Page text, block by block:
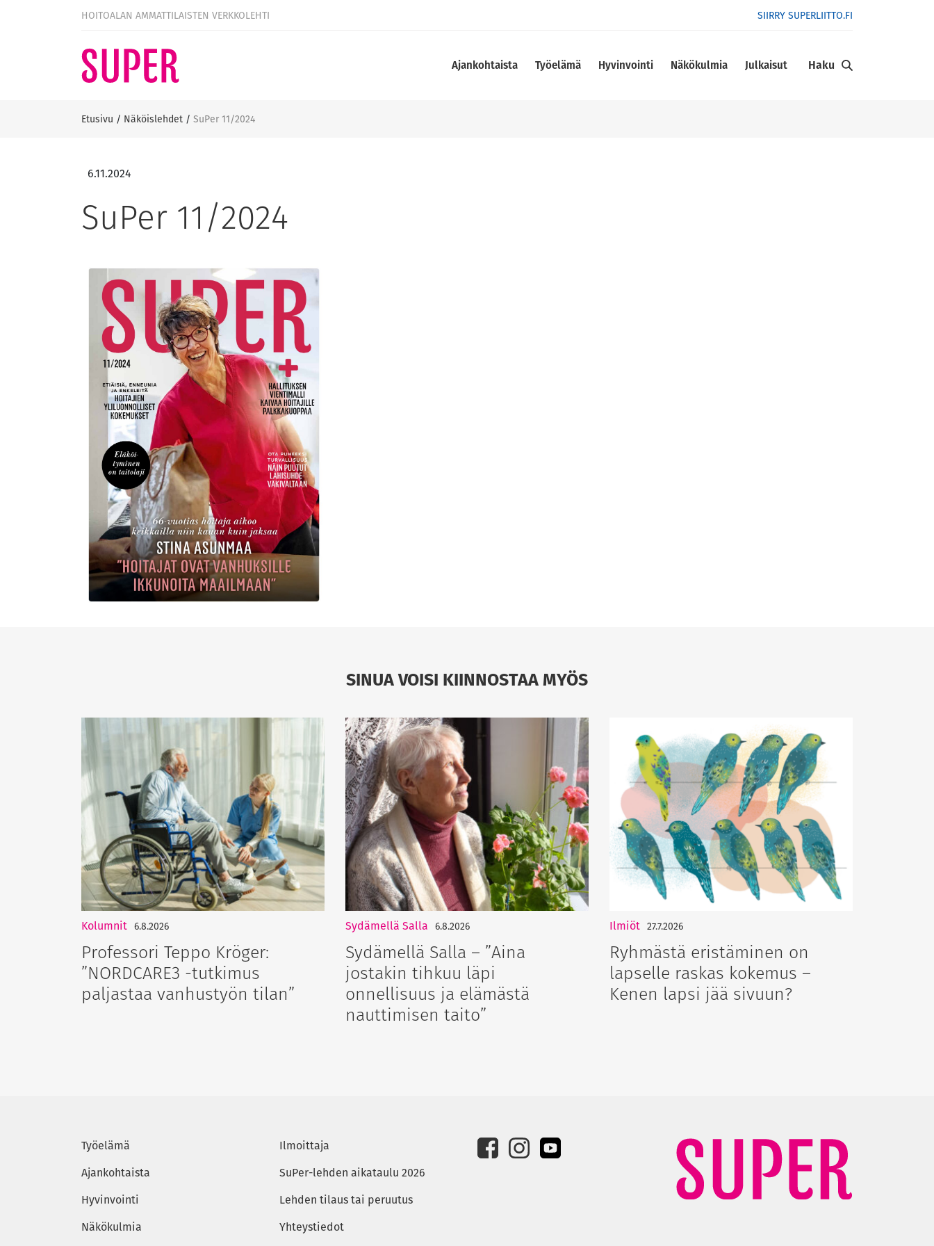
HOITOALAN AMMATTILAISTEN VERKKOLEHTI SIIRRY SUPERLIITTO.FI
Ajankohtaista Työelämä Hyvinvointi Näkökulmia Julkaisut Haku
Etusivu / Näköislehdet / SuPer 11/2024
6.11.2024
SuPer 11/2024
SINUA VOISI KIINNOSTAA MYÖS
Kolumnit 6.8.2026
Professori Teppo Kröger:
”NORDCARE3 -tutkimus
paljastaa vanhustyön tilan”
Sydämellä Salla 6.8.2026
Sydämellä Salla – ”Aina
jostakin tihkuu läpi
onnellisuus ja elämästä
nauttimisen taito”
Ilmiöt 27.7.2026
Ryhmästä eristäminen on
lapselle raskas kokemus –
Kenen lapsi jää sivuun?
Työelämä
Ajankohtaista
Hyvinvointi
Näkökulmia
Ilmoittaja
SuPer-lehden aikataulu 2026
Lehden tilaus tai peruutus
Yhteystiedot